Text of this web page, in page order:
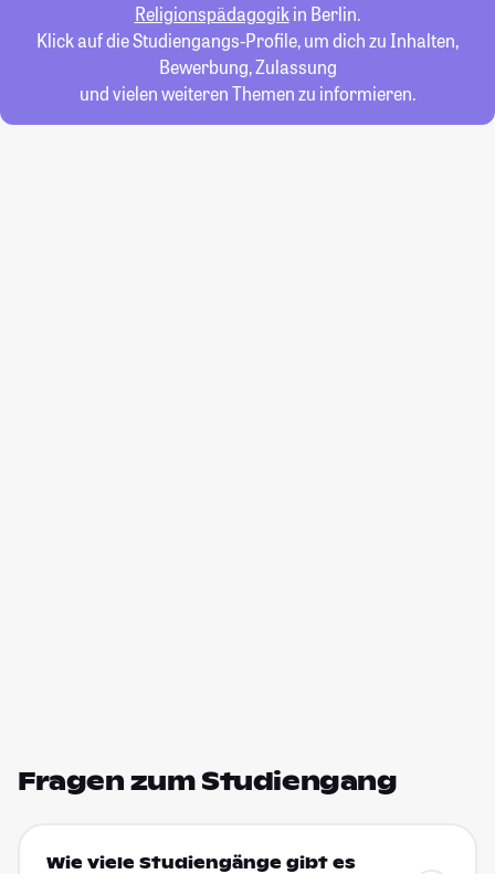
Religionspädagogikin Berlin.
Klick auf die Studiengangs-Profile, um dich zu Inhalten,
Bewerbung, Zulassung
und vielen weiteren Themen zu informieren.
Fragen zum Studiengang
Wie viele Studiengänge gibt es